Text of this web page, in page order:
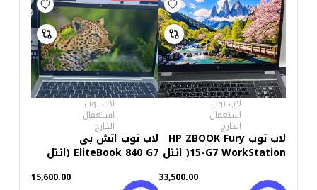
لاب توب
استعمال
الخارج
لاب توب HP ZBOOK Fury
15-G7 WorkStation( انتل
512GB M.2 -رامات DDR4
33,500.00
لاب توب
استعمال
الخارج
لاب توب اتش بى
EliteBook 840 G7 (انتل
جيجابايت DDR4 - هارد 512
15,600.00